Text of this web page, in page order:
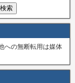
への無断転用は媒体